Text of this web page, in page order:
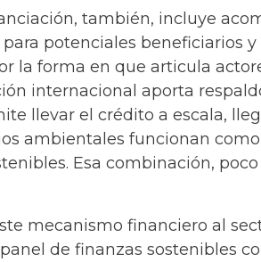
también, incluye
potenciales beneficiarios
la forma en que articula
internacional aporta
llevar el crédito a escala,
ambientales funcionan
Esa combinación,
mecanismo financiero al
de finanzas sostenibles